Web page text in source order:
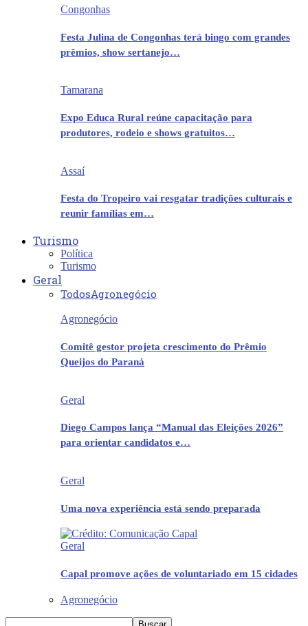
Congonhas
Festa Julina de Congonhas terá bingo com grandes
prêmios, show sertanejo…
Tamarana
Expo Educa Rural reúne capacitação para
produtores, rodeio e shows gratuitos…
Assaí
Festa do Tropeiro vai resgatar tradições culturais e
reunir famílias em…
Turismo
Política
Turismo
Geral
TodosAgronegócio
Agronegócio
Comitê gestor projeta crescimento do Prêmio
Queijos do Paraná
Geral
Diego Campos lança “Manual das Eleições 2026”
para orientar candidatos e…
Geral
Uma nova experiência está sendo preparada
Geral
Capal promove ações de voluntariado em 15 cidades
Agronegócio